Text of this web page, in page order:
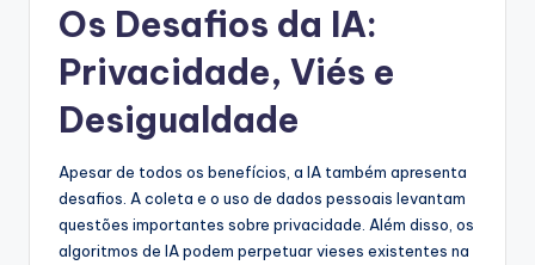
Os Desafios da IA:
Privacidade, Viés e
Desigualdade
Apesar de todos os benefícios, a IA também apresenta
desafios. A coleta e o uso de dados pessoais levantam
questões importantes sobre privacidade. Além disso, os
algoritmos de IA podem perpetuar vieses existentes na